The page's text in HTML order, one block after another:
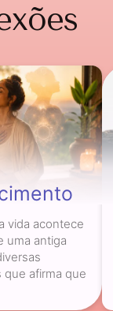
vida acontece
uma antiga
afirma que